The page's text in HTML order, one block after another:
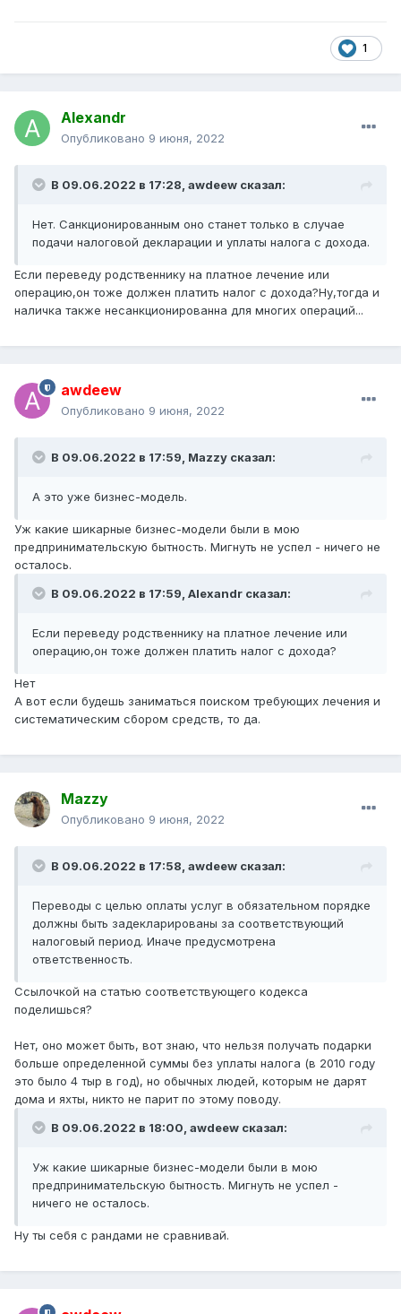
1
Alexandr
Опубликовано 9 июня, 2022
В 09.06.2022 в 17:28, awdeew сказал:
Нет. Санкционированным оно станет только в случае
подачи налоговой декларации и уплаты налога с дохода.
Если переведу родственнику на платное лечение или
операцию,он тоже должен платить налог с дохода?Ну,тогда и
наличка также несанкционированна для многих операций...
awdeew
Опубликовано 9 июня, 2022
В 09.06.2022 в 17:59, Mazzy сказал:
А это уже бизнес-модель.
Уж какие шикарные бизнес-модели были в мою
предпринимательскую бытность. Мигнуть не успел - ничего не
осталось.
В 09.06.2022 в 17:59, Alexandr сказал:
Если переведу родственнику на платное лечение или
операцию,он тоже должен платить налог с дохода?
Нет
А вот если будешь заниматься поиском требующих лечения и
систематическим сбором средств, то да.
Mazzy
Опубликовано 9 июня, 2022
В 09.06.2022 в 17:58, awdeew сказал:
Переводы с целью оплаты услуг в обязательном порядке
должны быть задекларированы за соответствующий
налоговый период. Иначе предусмотрена
ответственность.
Ссылочкой на статью соответствующего кодекса
поделишься?
Нет, оно может быть, вот знаю, что нельзя получать подарки
больше определенной суммы без уплаты налога (в 2010 году
это было 4 тыр в год), но обычных людей, которым не дарят
дома и яхты, никто не парит по этому поводу.
В 09.06.2022 в 18:00, awdeew сказал:
Уж какие шикарные бизнес-модели были в мою
предпринимательскую бытность. Мигнуть не успел -
ничего не осталось.
Ну ты себя с рандами не сравнивай.